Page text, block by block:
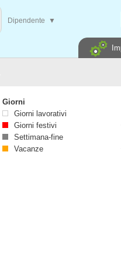
Dipendente ▼
Giorni
Giorni lavorativi
Giorni festivi
Settimana-fine
Vacanze